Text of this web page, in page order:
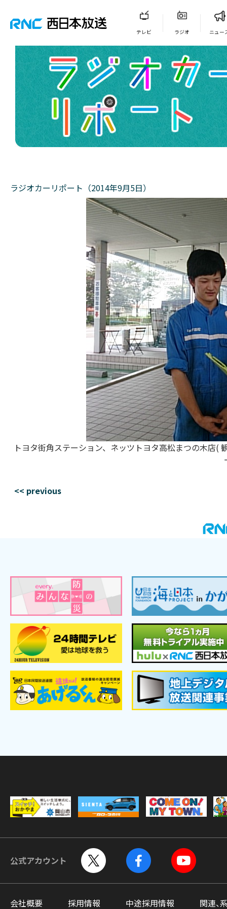
テレビ ラジオ ニュー
ラジオカーリポート（2014年9月5日）
トヨタ街角ステーション、ネッツトヨタ高松まつの木店
<< previous
公式アカウント
会社概要 採用情報 中途採用情報 関連、